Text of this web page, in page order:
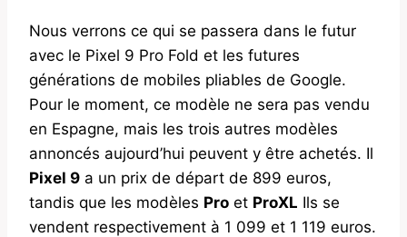
Nous verrons ce qui se passera dans le futur
avec le Pixel 9 Pro Fold et les futures
générations de mobiles pliables de Google.
Pour le moment, ce modèle ne sera pas vendu
en Espagne, mais les trois autres modèles
annoncés aujourd’hui peuvent y être achetés. Il
Pixel 9 a un prix de départ de 899 euros,
tandis que les modèles Pro et ProXL Ils se
vendent respectivement à 1 099 et 1 119 euros.